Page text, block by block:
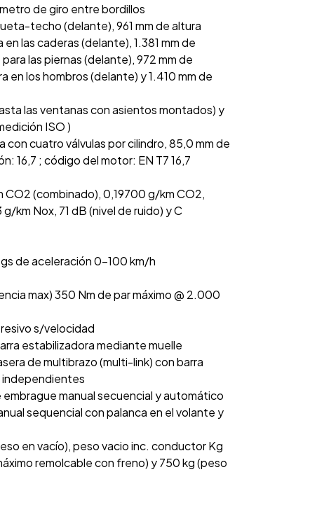
de giro entre bordillos
techo (delante), 961 mm de altura
las caderas (delante), 1.381 mm de
las piernas (delante), 972 mm de
en los hombros (delante) y 1.410 mm de
las ventanas con asientos montados) y
ISO )
con cuatro válvulas por cilindro, 85,0 mm de
16,7 ; código del motor: EN T7 16,7
CO2 (combinado), 0,19700 g/km CO2,
Nox, 71 dB (nivel de ruido) y C
de aceleración 0-100 km/h
max) 350 Nm de par máximo @ 2.000
s/velocidad
estabilizadora mediante muelle
de multibrazo (multi-link) con barra
independientes
manual secuencial y automático
sequencial con palanca en el volante y
en vacío), peso vacio inc. conductor Kg
remolcable con freno) y 750 kg (peso